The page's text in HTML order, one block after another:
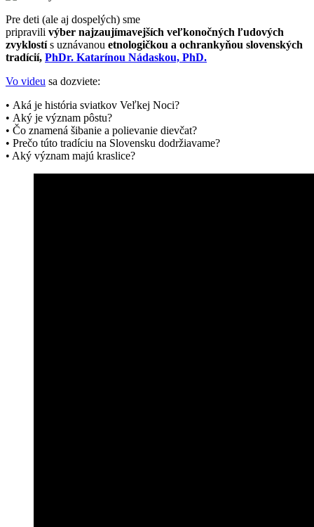
Pre deti (ale aj dospelých) sme
pripravili výber najzaujímavejších veľkonočných ľudových
zvyklostís uznávanou etnologičkou a ochrankyňou slovenských
tradícií, PhDr. Katarínou Nádaskou, PhD.
Vo videu sa dozviete:
• Aká je história sviatkov Veľkej Noci?
• Aký je význam pôstu?
• Čo znamená šibanie a polievanie dievčat?
• Prečo túto tradíciu na Slovensku dodržiavame?
• Aký význam majú kraslice?